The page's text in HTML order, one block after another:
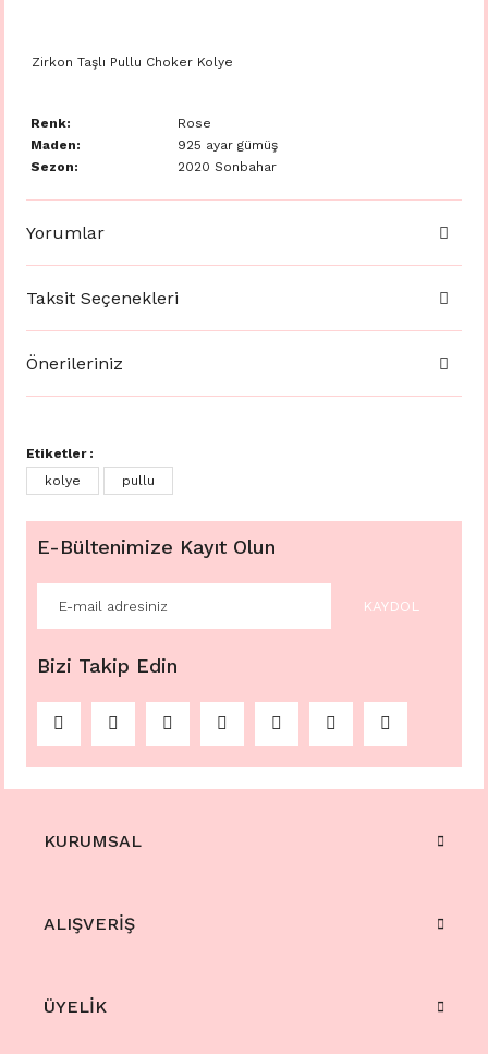
Zirkon Taşlı Pullu Choker Kolye
Renk:
Rose
Maden:
925 ayar gümüş
Sezon:
2020 Sonbahar
Yorumlar
Taksit Seçenekleri
Önerileriniz
Etiketler :
kolye
pullu
E-Bültenimize Kayıt Olun
KAYDOL
Bizi Takip Edin
KURUMSAL
ALIŞVERİŞ
ÜYELİK